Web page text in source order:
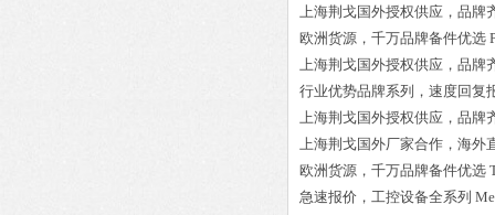
上海荆戈国外授权供应，品牌
欧洲货源，千万品牌备件优选
上海荆戈国外授权供应，品牌
行业优势品牌系列，速度回复
上海荆戈国外授权供应，品牌
上海荆戈国外厂家合作，海外
欧洲货源，千万品牌备件优选
急速报价，工控设备全系列